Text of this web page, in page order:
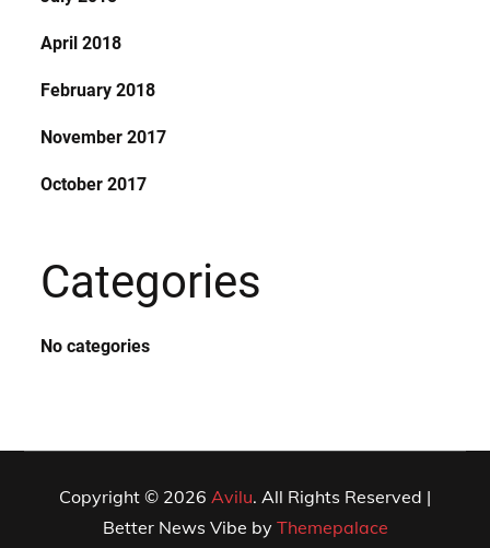
April 2018
February 2018
November 2017
October 2017
Categories
No categories
Copyright © 2026 Avilu. All Rights Reserved |
Better News Vibe by Themepalace